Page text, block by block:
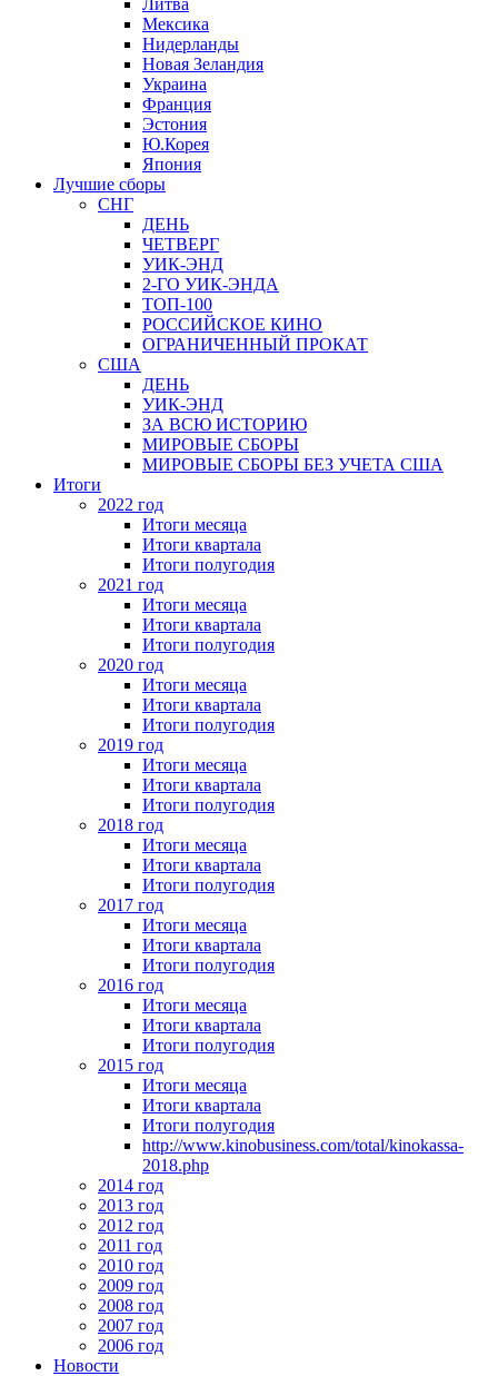
Литва
Мексика
Нидерланды
Новая Зеландия
Украина
Франция
Эстония
Ю.Корея
Япония
Лучшие сборы
СНГ
ДЕНЬ
ЧЕТВЕРГ
УИК-ЭНД
2-ГО УИК-ЭНДА
ТОП-100
РОССИЙСКОЕ КИНО
ОГРАНИЧЕННЫЙ ПРОКАТ
США
ДЕНЬ
УИК-ЭНД
ЗА ВСЮ ИСТОРИЮ
МИРОВЫЕ СБОРЫ
МИРОВЫЕ СБОРЫ БЕЗ УЧЕТА США
Итоги
2022 год
Итоги месяца
Итоги квартала
Итоги полугодия
2021 год
Итоги месяца
Итоги квартала
Итоги полугодия
2020 год
Итоги месяца
Итоги квартала
Итоги полугодия
2019 год
Итоги месяца
Итоги квартала
Итоги полугодия
2018 год
Итоги месяца
Итоги квартала
Итоги полугодия
2017 год
Итоги месяца
Итоги квартала
Итоги полугодия
2016 год
Итоги месяца
Итоги квартала
Итоги полугодия
2015 год
Итоги месяца
Итоги квартала
Итоги полугодия
http://www.kinobusiness.com/total/kinokassa-
2018.php
2014 год
2013 год
2012 год
2011 год
2010 год
2009 год
2008 год
2007 год
2006 год
Новости